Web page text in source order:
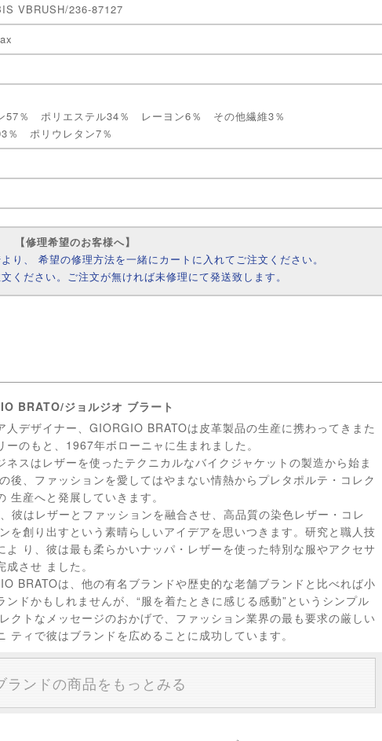
VBRUSH/236-87127
57％ ポリエステル34％ レーヨン6％ その他繊維3％
％ ポリウレタン7％
【修理希望のお客様へ】
より、 希望の修理方法を一緒にカートに入れてご注文ください。
ください。ご注文が無ければ未修理にて発送致します。
BRATO/ジョルジオ ブラート
人デザイナー、GIORGIO BRATOは皮革製品の生産に携わってきまた
ーのもと、1967年ボローニャに生まれました。
ネスはレザーを使ったテクニカルなバイクジャケットの製造から始ま
後、ファッションを愛してはやまない情熱からプレタポルテ・コレク
生産へと発展していきます。
彼はレザーとファッションを融合させ、高品質の染色レザー・コレ
を創り出すという素晴らしいアイデアを思いつきます。研究と職人技
よ り、彼は最も柔らかいナッパ・レザーを使った特別な服やアクセサ
成させ ました。
BRATOは、他の有名ブランドや歴史的な老舗ブランドと比べれば小
ンドかもしれませんが、“服を着たときに感じる感動”というシンプル
クトなメッセージのおかげで、ファッション業界の最も要求の厳しい
ティで彼はブランドを広めることに成功しています。
ランドの商品をもっとみる